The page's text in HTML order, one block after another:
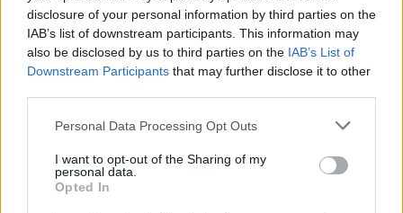
disclosure of your personal information by third parties on the
IAB’s list of downstream participants. This information may
also be disclosed by us to third parties on the IAB’s List of
Downstream Participants that may further disclose it to other
Personal Data Processing Opt Outs
I want to opt-out of the Sharing of my
personal data.
Opted In
A gala do cinquentenário ficará como um momento de
celebração, reconhecimento e união, honrando o passado e
reforçando a identidade de uma coletividade com forte ligação à
comunidade.